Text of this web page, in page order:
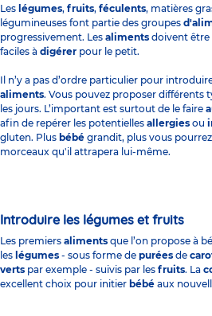
Les légumes, fruits, féculents, matières
légumineuses font partie des groupes
progressivement. Les aliments doivent être
faciles à digérer pour le petit.
Il n’y a pas d’ordre particulier pour
aliments. Vous pouvez proposer différents
les jours. L’important est surtout de le faire
afin de repérer les potentielles allergies ou
gluten. Plus bébé grandit, plus vous
morceaux qu'il attrapera lui-même.
Introduire les légumes et fruits
Les premiers aliments que l’on propose à
les légumes - sous forme de purées de
verts par exemple - suivis par les fruits. La
excellent choix pour initier bébé aux